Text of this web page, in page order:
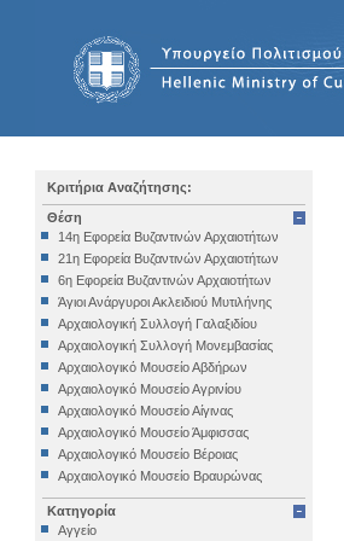
Κριτήρια Αναζήτησης:
Θέση
14η Εφορεία Βυζαντινών Αρχαιοτήτων
21η Εφορεία Βυζαντινών Αρχαιοτήτων
6η Εφορεία Βυζαντινών Αρχαιοτήτων
Άγιοι Ανάργυροι Ακλειδιού Μυτιλήνης
Αρχαιολογική Συλλογή Γαλαξιδίου
Αρχαιολογική Συλλογή Μονεμβασίας
Αρχαιολογικό Μουσείο Αβδήρων
Αρχαιολογικό Μουσείο Αγρινίου
Αρχαιολογικό Μουσείο Αίγινας
Αρχαιολογικό Μουσείο Άμφισσας
Αρχαιολογικό Μουσείο Βέροιας
Αρχαιολογικό Μουσείο Βραυρώνας
Αρχαιολογικό Μουσείο Δελφών
Αρχαιολογικό Μουσείο Ηγουμενίτσας
Κατηγορία
Αγγείο